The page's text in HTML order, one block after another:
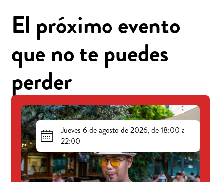
El próximo evento
que no te puedes
perder
Jueves 6 de agosto de 2026, de 18:00 a
22:00